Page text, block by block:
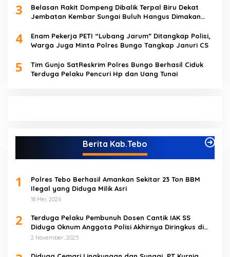
3
Belasan Rakit Dompeng Dibalik Terpal Biru Dekat
Jembatan Kembar Sungai Buluh Hangus Dimakan
4
Enam Pekerja PETI “Lubang Jarum” Ditangkap Polisi,
Warga Juga Minta Polres Bungo Tangkap Januri CS
5
Tim Gunjo SatReskrim Polres Bungo Berhasil Ciduk
Terduga Pelaku Pencuri Hp dan Uang Tunai
Berita Kab.Tebo
1
Polres Tebo Berhasil Amankan Sekitar 23 Ton BBM
Ilegal yang Diduga Milik Asri
18 Mei, 2026
2
Terduga Pelaku Pembunuh Dosen Cantik IAK SS
Diduga Oknum Anggota Polisi Akhirnya Diringkus di
Tebo Tengah
2 November, 2025